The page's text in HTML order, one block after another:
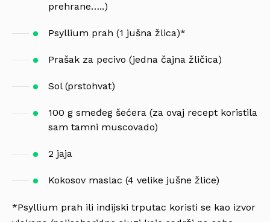
prehrane…..)
Psyllium prah (1 jušna žlica)*
Prašak za pecivo (jedna čajna žličica)
Sol (prstohvat)
100 g smeđeg šećera (za ovaj recept koristila
sam tamni muscovado)
2 jaja
Kokosov maslac (4 velike jušne žlice)
*Psyllium prah ili indijski trputac koristi se kao izvor